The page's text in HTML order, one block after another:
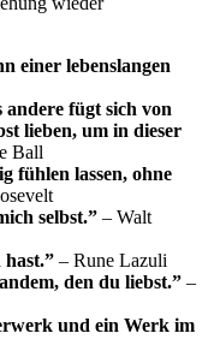
einer lebenslangen
andere fügt sich von
lieben, um in dieser
Ball
fühlen lassen, ohne
selbst.” – Walt
hast.” – Rune Lazuli
den du liebst.” –
und ein Werk im